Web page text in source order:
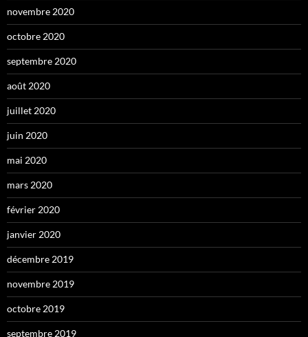
novembre 2020
octobre 2020
septembre 2020
août 2020
juillet 2020
juin 2020
mai 2020
mars 2020
février 2020
janvier 2020
décembre 2019
novembre 2019
octobre 2019
septembre 2019